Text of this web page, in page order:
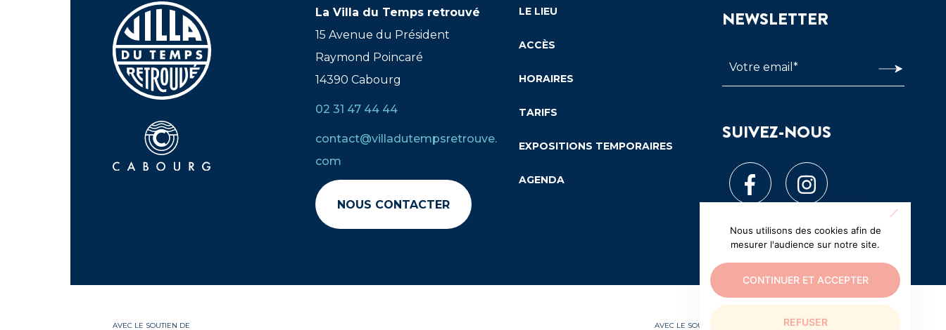
La Villa du Temps retrouvé
15 Avenue du Président
Raymond Poincaré
14390 Cabourg
02 31 47 44 44
contact@villadutempsretrouve.
com
NOUS CONTACTER
LE LIEU
ACCÈS
HORAIRES
TARIFS
EXPOSITIONS TEMPORAIRES
AGENDA
NEWSLETTER
SUIVEZ-NOUS
AVEC LE SOUTIEN DE AVEC LE SOUTIEN EXCEPTIONNEL DE
Nous utilisons des cookies afin de
mesurer l'audience sur notre site.
CONTINUER ET ACCEPTER
REFUSER